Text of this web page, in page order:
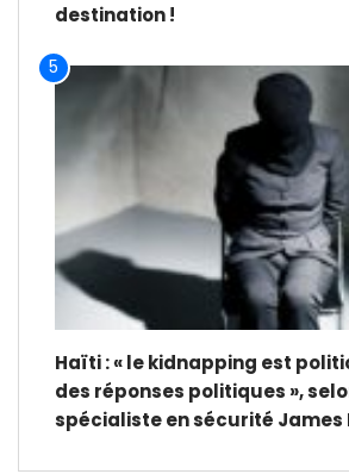
destination !
5
Haïti : « le kidnapping est
des réponses politiques »,
spécialiste en sécurité James